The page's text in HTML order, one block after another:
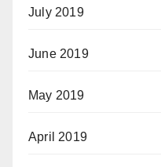
July 2019
June 2019
May 2019
April 2019